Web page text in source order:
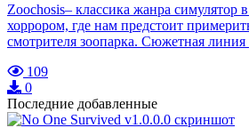
Zoochosis– классика жанра симулятор
хоррором, где нам предстоит
смотрителя зоопарка. Сюжетная
109
0
Последние добавленные